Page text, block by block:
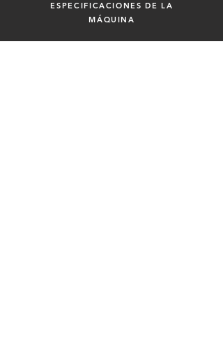
ESPECIFICACIONES DE LA
MÁQUINA